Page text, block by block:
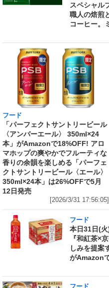
スペシャル
職人の焙煎
コーヒー。
フード
「パーフェクトサントリービール
〈アンバーエール〉 350ml×24
本」がAmazonで18%OFF! アロ
マホップの爽やかでフルーティな
香りの余韻を楽しめる「パーフェ
クトサントリービール〈エール〉
350ml×24本」は26%OFFで5月
12日発売
[2026/3/31 17:56:05]
フード
本日31日(
『和紅茶×
しみを提案
がAmazon
フード